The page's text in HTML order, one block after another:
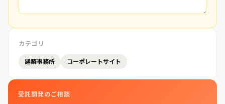
カテゴリ
建築事務所 コーポレートサイト
受託開発のご相談